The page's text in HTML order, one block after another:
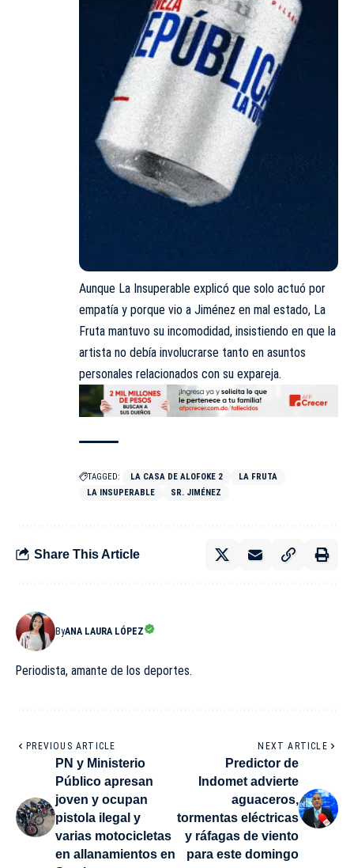
Aunque La Insuperable explicó que solo actuó por
empatía y porque vio a Jiménez en mal estado, La
Fruta mantuvo su incomodidad, insistiendo en que la
artista no debía involucrarse tanto en asuntos
personales relacionados con su expareja.
TAGGED: LA CASA DE ALOFOKE 2
LA FRUTA
LA INSUPERABLE
SR. JIMÉNEZ
Share This Article
ByANA LAURA LÓPEZ
Periodista, amante de los deportes.
PREVIOUS ARTICLE
PN y Ministerio
Público apresan
joven y ocupan
pistola ilegal y
varias motocicletas
en allanamientos en
NEXT ARTICLE
Predictor de
Indomet advierte
aguaceros,
tormentas eléctricas
y ráfagas de viento
para este domingo